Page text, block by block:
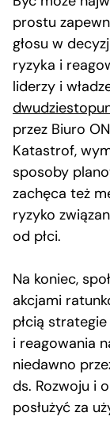
prostu
głosu w
ryzyka i
liderzy i
przez Biuro
Katastrof,
sposoby
zachęca też
ryzyko
od płci.
Na koniec,
akcjami
płcią
i reagowania
niedawno
ds. Rozwoju i
posłużyć za